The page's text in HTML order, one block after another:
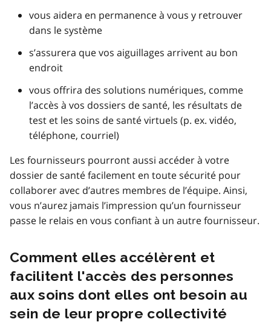
vous aidera en permanence à vous y retrouver
dans le système
s’assurera que vos aiguillages arrivent au bon
endroit
vous offrira des solutions numériques, comme
l’accès à vos dossiers de santé, les résultats de
test et les soins de santé virtuels (p. ex. vidéo,
téléphone, courriel)
Les fournisseurs pourront aussi accéder à votre
dossier de santé facilement en toute sécurité pour
collaborer avec d’autres membres de l’équipe. Ainsi,
vous n’aurez jamais l’impression qu’un fournisseur
passe le relais en vous confiant à un autre fournisseur.
Comment elles accélèrent et
facilitent l'accès des personnes
aux soins dont elles ont besoin au
sein de leur propre collectivité